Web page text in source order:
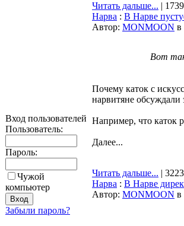
Вход пользователей
Пользователь:
Пароль:
Чужой
компьютер
Забыли пароль?
Читать дальше... |
Нарва : В Нарве
Автор: MONMOON в
Вот
Почему каток с
нарвитяне обсуждали
Например, что каток
Далее...
Читать дальше... |
Нарва : В Нарве
Автор: MONMOON в